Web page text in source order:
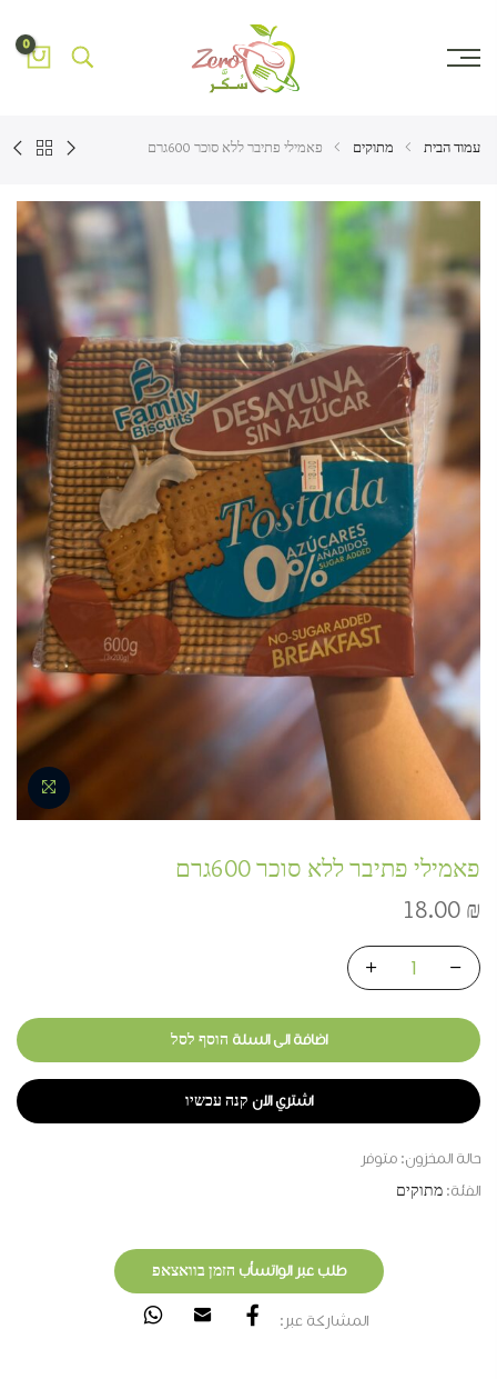
0
עמוד הבית מתוקים פאמילי פתיבר ללא סוכר 600גרם
פאמילי פתיבר ללא סוכר 600גרם
18.00 ₪
اضافة الى السلة הוסף לסל
اشتري الان קנה עכשיו
حالة المخزون: متوفر
الفئة: מתוקים
طلب عبر الواتسأب הזמן בוואצאפ
المشاركة عبر: